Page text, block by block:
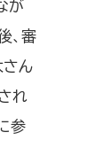
が
、審
さん
れ
参